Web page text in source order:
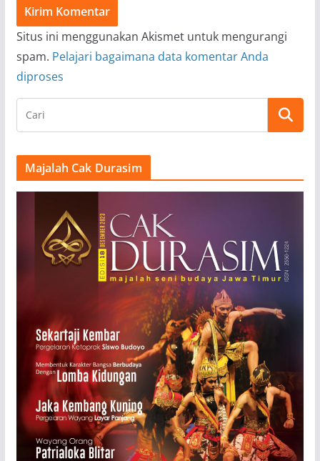
Situs ini menggunakan Akismet untuk mengurangi
spam. Pelajari bagaimana data komentar Anda
diproses
Majalah Cak Durasim